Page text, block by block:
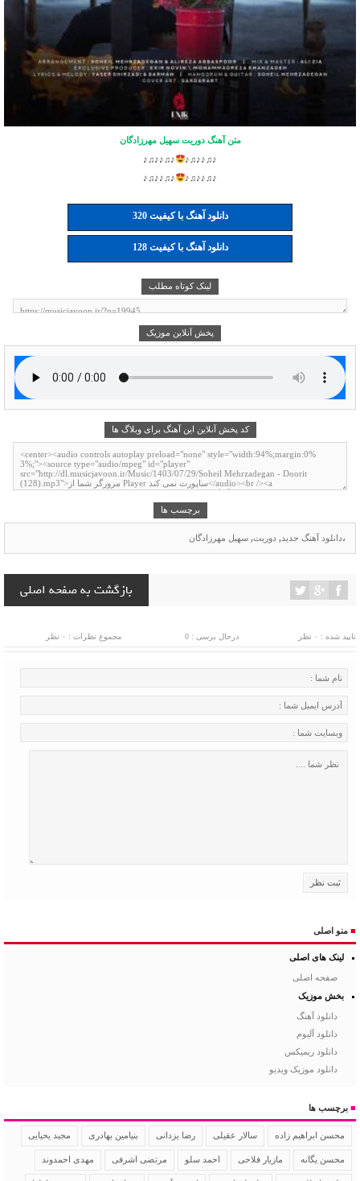
متن آهنگ دوریت سهیل مهرزادگان
♪♫♪♪♫♪
♪♫♪♪♫♪
♪♫♪♪♫♪
♪♫♪♪♫♪
دانلود آهنگ با کیفیت 320
دانلود آهنگ با کیفیت 128
لینک کوتاه مطلب
پخش آنلاین موزیک
کد پخش آنلاین این آهنگ برای وبلاگ ها
برچسب ها
،دانلود آهنگ جدید , دوریت, سهیل مهرزادگان
بازگشت به صفحه اصلی
تایید شده : ۰ نظر درحال برسی : 0 مجموع نظرات : ۰ نظر
■ منو اصلی
لینک های اصلی
صفحه اصلی
بخش موزیک
دانلود آهنگ
دانلود آلبوم
دانلود ریمیکس
دانلود موزیک ویدیو
■ برچسب ها
محسن ابراهیم زاده سالار عقیلی رضا یزدانی بنیامین بهادری مجید یحیایی
محسن یگانه مازیار فلاحی احمد سلو مرتضی اشرفی مهدی احمدوند